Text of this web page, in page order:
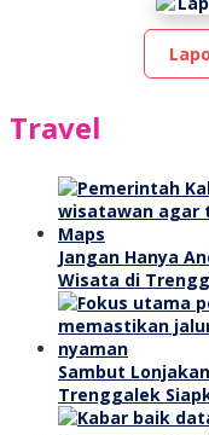
Travel
Jangan Hanya
Wisata di
Sambut
Trenggalek